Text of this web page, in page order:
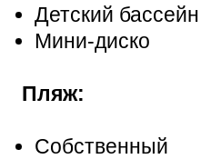
Детский бассейн
Мини-диско
Пляж:
Собственный